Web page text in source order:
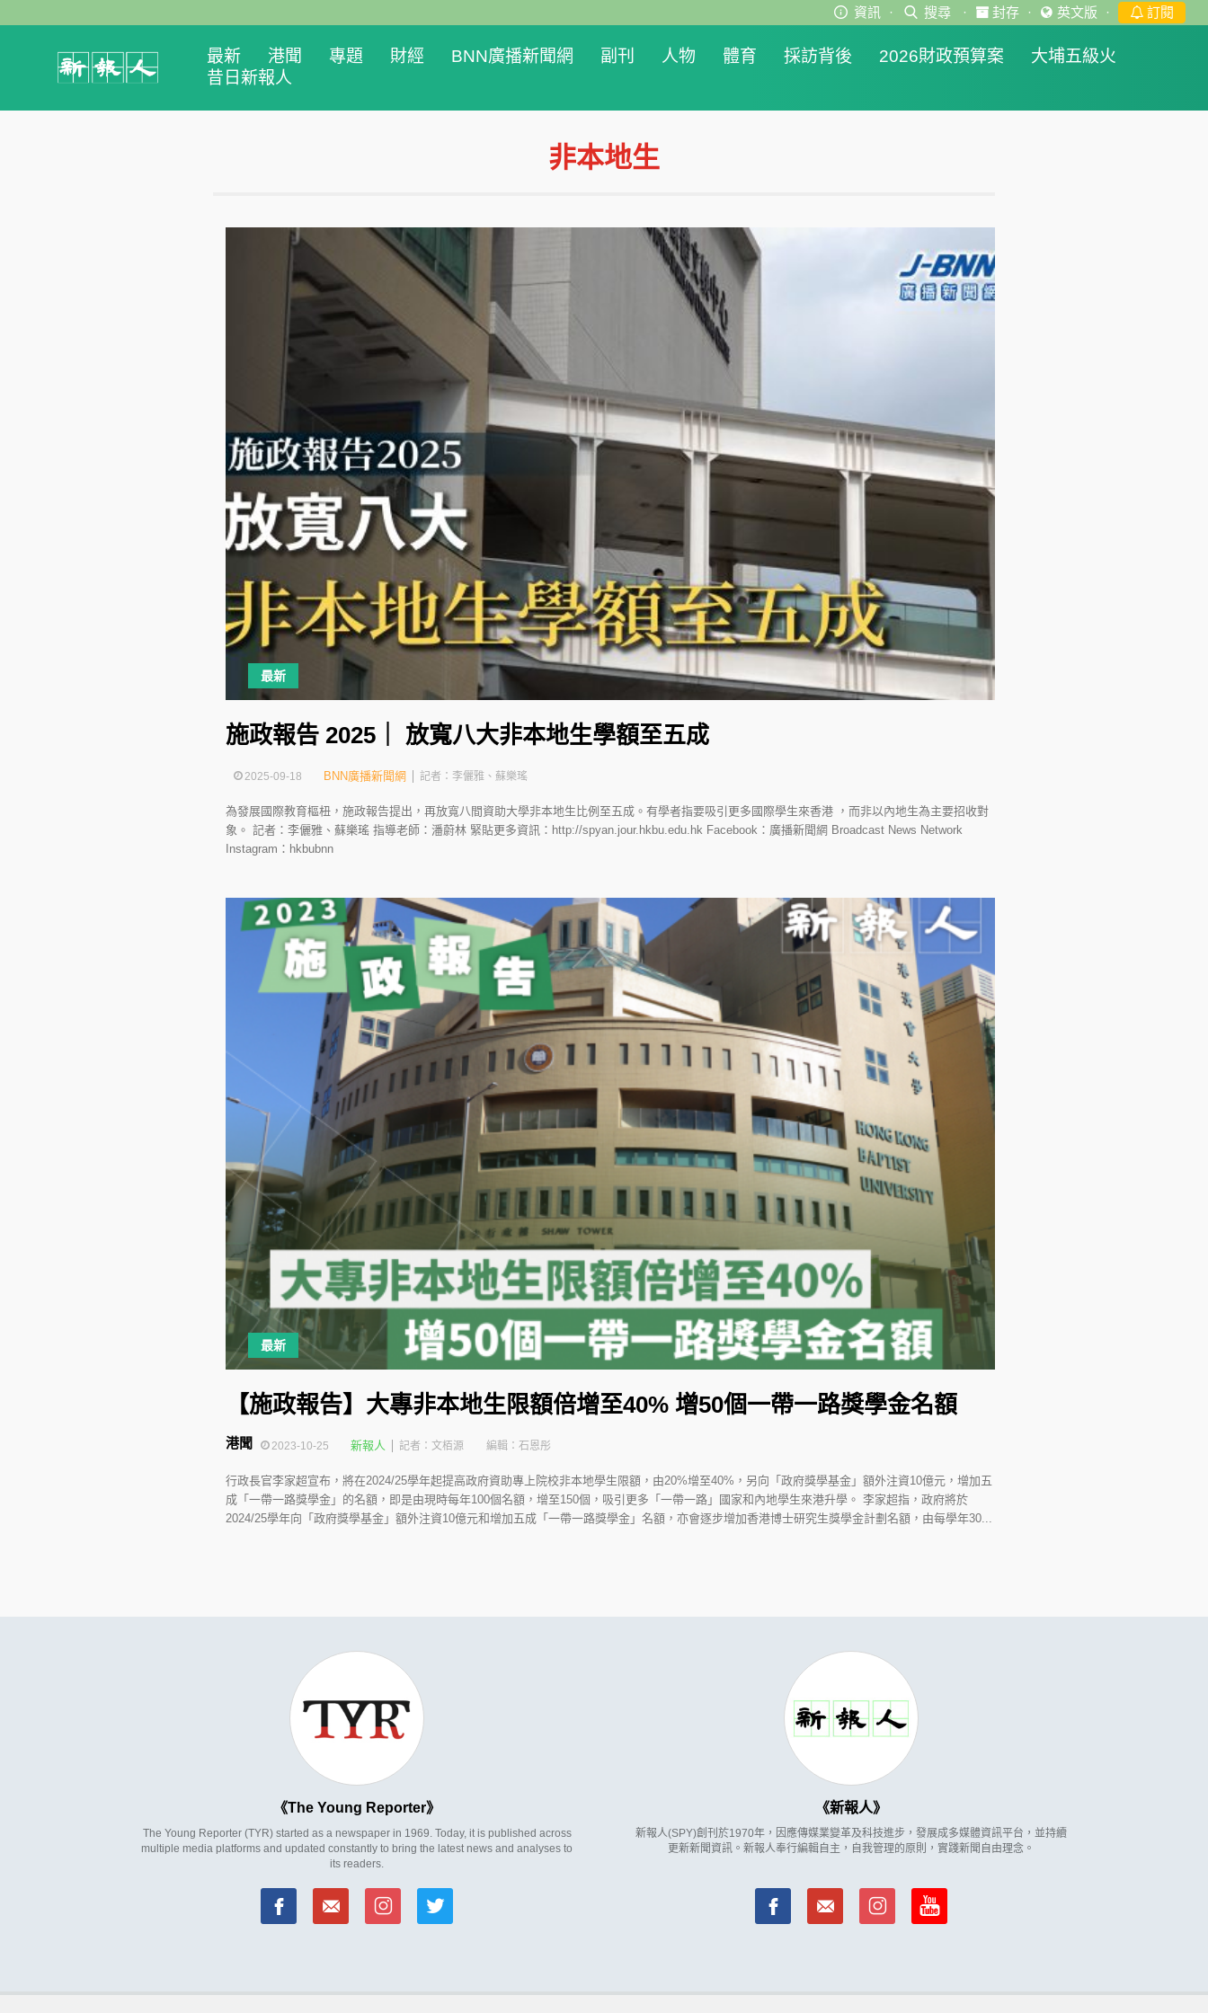
資訊 · 搜尋 · 封存 · 英文版 · 訂閱
最新 港聞 專題 財經 BNN廣播新聞網 副刊 人物 體育 採訪背後 2026財政預算案
大埔五級火
昔日新報人
非本地生
最新
施政報告 2025｜ 放寬八大非本地生學額至五成
2025-09-18 BNN廣播新聞網 記者：李儷雅、蘇樂瑤
為發展國際教育樞杻，施政報告提出，再放寬八間資助大學非本地生比例至五成。有學者指要吸引更多國際學生來香港 ，而非以內地生為主要招收對
象。 記者：李儷雅、蘇樂瑤 指導老師：潘蔚林 緊貼更多資訊：http://spyan.jour.hkbu.edu.hk Facebook：廣播新聞網 Broadcast News Network
Instagram：hkbubnn
最新
【施政報告】大專非本地生限額倍增至40% 增50個一帶一路獎學金名額
2023-10-25
港聞 新報人 記者：文栢源 編輯：石恩彤
行政長官李家超宣布，將在2024/25學年起提高政府資助專上院校非本地學生限額，由20%增至40%，另向「政府獎學基金」額外注資10億元，增加五
成「一帶一路獎學金」的名額，即是由現時每年100個名額，增至150個，吸引更多「一帶一路」國家和內地學生來港升學。 李家超指，政府將於
2024/25學年向「政府獎學基金」額外注資10億元和增加五成「一帶一路獎學金」名額，亦會逐步增加香港博士研究生獎學金計劃名額，由每學年30...
The Young Reporter
The Young Reporter (TYR) started as a newspaper in 1969. Today, it is published across
multiple media platforms and updated constantly to bring the latest news and analyses to
its readers.
新報人
新報人(SPY)創刊於1970年，因應傳媒業變革及科技進步，發展成多媒體資訊平台，並持續
更新新聞資訊。新報人奉行編輯自主，自我管理的原則，實踐新聞自由理念。